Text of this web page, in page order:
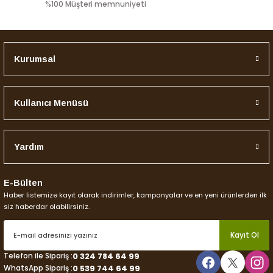
%100 Müşteri memnuniyeti
Kurumsal
Kullanıcı Menüsü
Yardım
E-Bülten
Haber listemize kayıt olarak indirimler, kampanyalar ve en yeni ürünlerden ilk
siz haberdar olabilirsiniz.
Kayıt Ol
Telefon ile Sipariş :0 324 784 64 99
WhatsApp Sipariş :0 539 744 64 99